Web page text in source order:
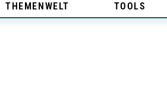
THEMENWELT TOOLS